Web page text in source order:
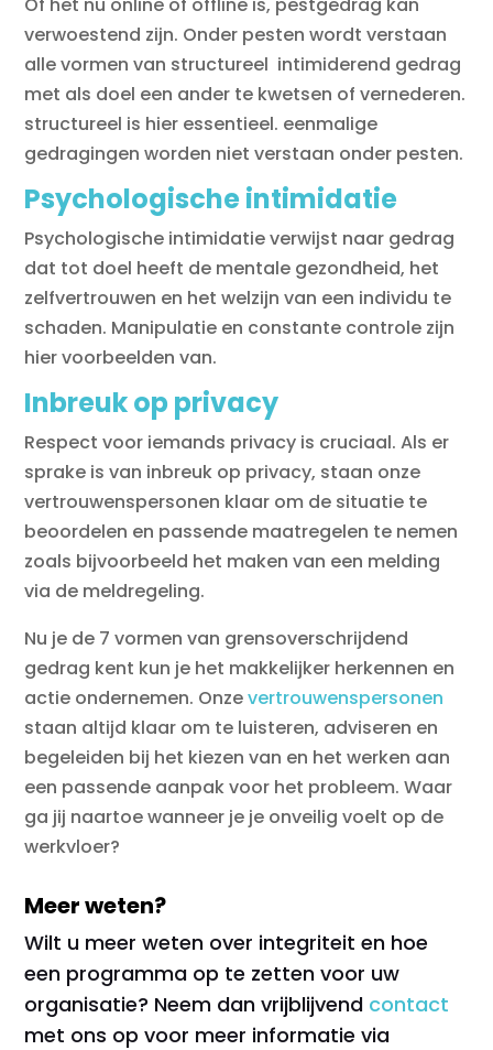
verwoestend zijn. Onder pesten wordt verstaan
alle vormen van structureel intimiderend gedrag
met als doel een ander te kwetsen of vernederen.
structureel is hier essentieel. eenmalige
gedragingen worden niet verstaan onder pesten.
Psychologische intimidatie
Psychologische intimidatie verwijst naar gedrag
dat tot doel heeft de mentale gezondheid, het
zelfvertrouwen en het welzijn van een individu te
schaden. Manipulatie en constante controle zijn
hier voorbeelden van.
Inbreuk op privacy
Respect voor iemands privacy is cruciaal. Als er
sprake is van inbreuk op privacy, staan onze
vertrouwenspersonen klaar om de situatie te
beoordelen en passende maatregelen te nemen
zoals bijvoorbeeld het maken van een melding
via de meldregeling.
Nu je de 7 vormen van grensoverschrijdend
gedrag kent kun je het makkelijker herkennen en
actie ondernemen. Onzevertrouwenspersonen
staan altijd klaar om te luisteren, adviseren en
begeleiden bij het kiezen van en het werken aan
een passende aanpak voor het probleem. Waar
ga jij naartoe wanneer je je onveilig voelt op de
werkvloer?
Meer weten?
Wilt u meer weten over integriteit en hoe
een programma op te zetten voor uw
organisatie? Neem dan vrijblijvend contact
met ons op voor meer informatie via